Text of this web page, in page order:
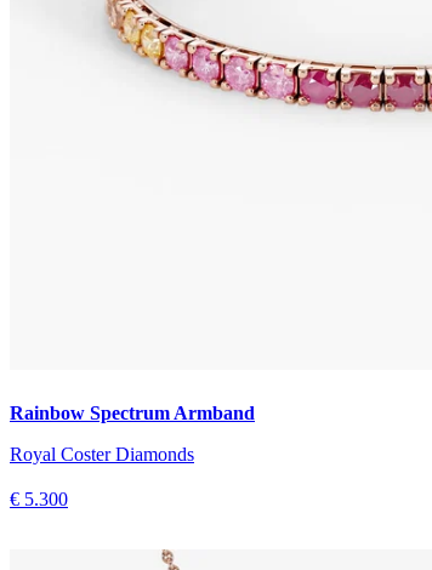
Rainbow Spectrum Armband
Royal Coster Diamonds
€ 5.300